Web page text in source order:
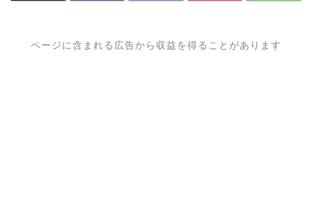
ページに含まれる広告から収益を得ることがあります